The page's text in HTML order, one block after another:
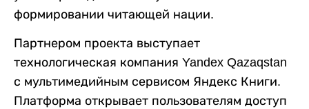
формировании читающей нации.
Партнером проекта выступает
технологическая компания Yandex Qazaqstan
с мультимедийным сервисом Яндекс Книги.
Платформа открывает пользователям доступ